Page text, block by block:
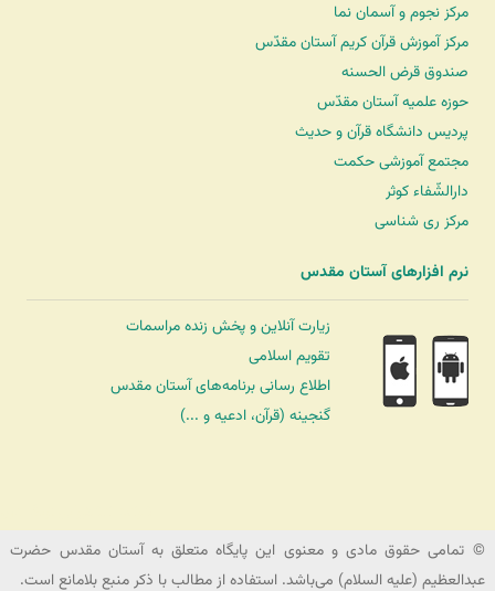
مرکز نجوم و آسمان نما
مرکز آموزش قرآن کریم آستان مقدّس
صندوق قرض الحسنه
حوزه علمیه آستان مقدّس
پردیس دانشگاه قرآن و حدیث
مجتمع آموزشی حکمت
دارالشّفاء کوثر
مرکز ری شناسی
نرم افزارهای آستان مقدس
زیارت آنلاین و پخش زنده مراسمات
تقویم اسلامی
اطلاع رسانی برنامه‌های آستان مقدس
گنجینه (قرآن، ادعیه و ...)
© تمامی حقوق مادی و معنوی این پایگاه متعلق به آستان مقدس حضرت
عبدالعظیم (علیه السلام) می‌باشد. استفاده از مطالب با ذکر منبع بلامانع است.